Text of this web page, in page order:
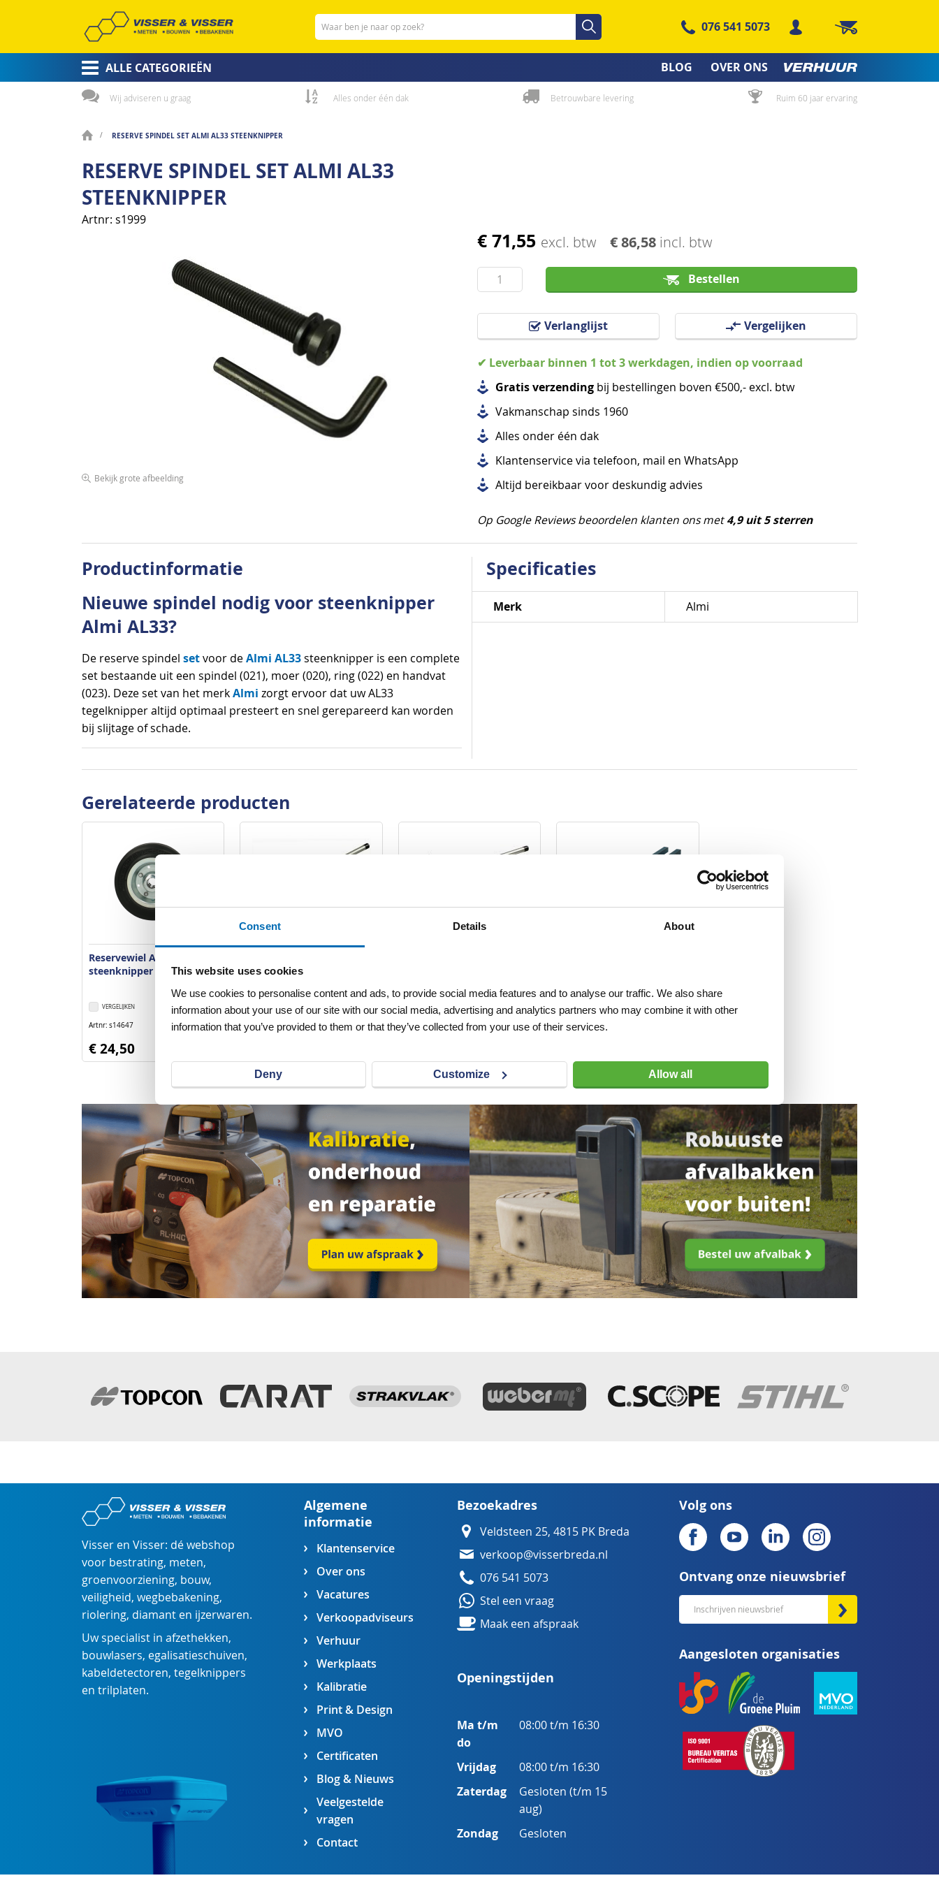
Consent Details About
This website uses cookies
We use cookies to personalise content and ads, to provide social media features and to analyse our traffic. We also share
information about your use of our site with our social media, advertising and analytics partners who may combine it with other
information that you’ve provided to them or that they’ve collected from your use of their services.
Deny Customize Allow all
Zoeken Zoeken
076 541 5073 Winkelwagen
ALLE CATEGORIEËN BLOG OVER ONS
Wij adviseren u graag Alles onder één dak Betrouwbare levering Ruim 60 jaar ervaring
RESERVE SPINDEL SET ALMI AL33 STEENKNIPPER
RESERVE SPINDEL SET ALMI AL33
STEENKNIPPER
Artnr s1999
€ 71,55 excl. btw € 86,58 incl. btw
Bestellen
Verlanglijst Vergelijken
✔ Leverbaar binnen 1 tot 3 werkdagen, indien op voorraad
Gratis verzending bij bestellingen boven €500,- excl. btw
Vakmanschap sinds 1960
Alles onder één dak
Klantenservice via telefoon, mail en WhatsApp
Altijd bereikbaar voor deskundig advies
Op Google Reviews beoordelen klanten ons met4,9 uit 5 sterren
Bekijk grote afbeelding
Ga
de
gallerij
Productinformatie
Nieuwe spindel nodig voor steenknipper
Almi AL33?
De reserve spindel setvoor deAlmi AL33steenknipper is een complete
set bestaande uit een spindel (021), moer (020), ring (022) en handvat
(023). Deze set van het merkAlmi zorgt ervoor dat uw AL33
tegelknipper altijd optimaal presteert en snel gerepareerd kan worden
bij slijtage of schade.
Specificaties
Specificaties
Merk Almi
Gerelateerde producten
Reservewiel Almi AL33
steenknipper
VERLANGLIJST
VERGELIJKEN
Artnr s14647 excl. btw
€ 24,50
VERLANGLIJST
VERGELIJKEN
Artnr s11266 excl. btw
VERLANGLIJST
VERGELIJKEN
Artnr s11264 excl. btw
VERLANGLIJST
VERGELIJKEN
Artnr s19075
Visser en Visser: dé webshop
voor bestrating, meten,
groenvoorziening, bouw,
veiligheid, wegbebakening,
riolering, diamant en ijzerwaren.
Uw specialist in afzethekken,
bouwlasers, egalisatieschuiven,
kabeldetectoren, tegelknippers
en trilplaten.
Algemene
informatie
Klantenservice
Over ons
Vacatures
Verkoopadviseurs
Verhuur
Werkplaats
Kalibratie
Print & Design
MVO
Certificaten
Blog & Nieuws
Veelgestelde
vragen
Contact
Bezoekadres
Veldsteen 25, 4815 PK Breda
verkoop@visserbreda.nl
076 541 5073
Stel een vraag
Maak een afspraak
Openingstijden
Ma t/m
do
08:00 t/m 16:30
Vrijdag 08:00 t/m 16:30
Zaterdag
Gesloten (t/m 15
aug)
Zondag Gesloten
Volg ons
Ontvang onze nieuwsbrief
Abonneer
u
onze
nieuwsbrief
Aangesloten organisaties